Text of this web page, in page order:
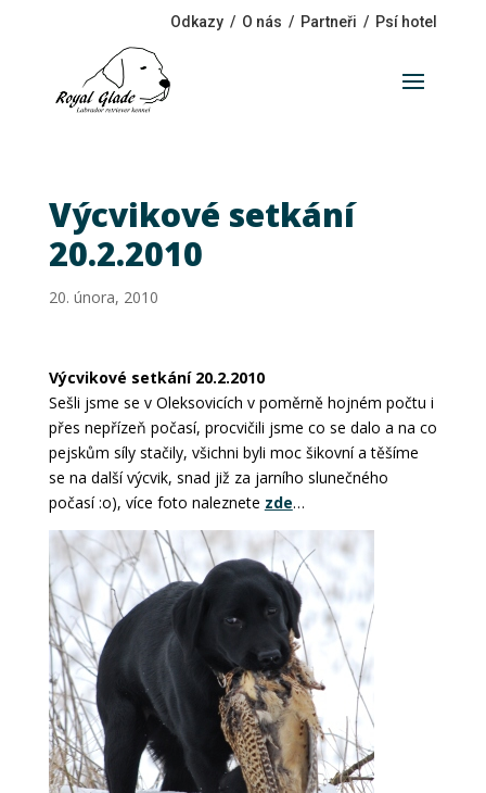
Odkazy / O nás / Partneři / Psí hotel
Výcvikové setkání
20.2.2010
20. února, 2010
Výcvikové setkání 20.2.2010
Sešli jsme se v Oleksovicích v poměrně hojném počtu i
přes nepřízeň počasí, procvičili jsme co se dalo a na co
pejskům síly stačily, všichni byli moc šikovní a těšíme
se na další výcvik, snad již za jarního slunečného
počasí :o), více foto naleznete zde…